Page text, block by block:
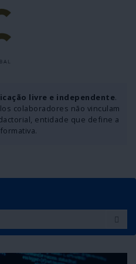
livre e independente.
colaboradores não vinculam
entidade que define a